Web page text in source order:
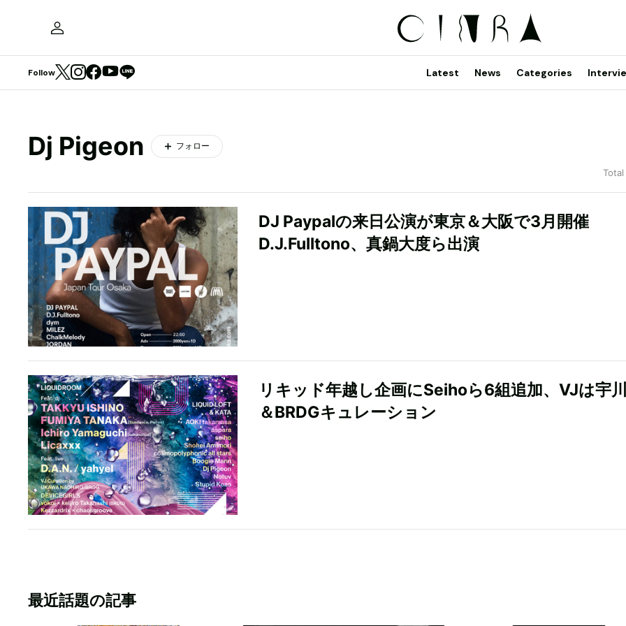
Follow Latest News Categories
Dj Pigeon フォロー
DJ Paypalの来日公演が東京＆大阪で3月開催
D.J.Fulltono、真鍋大度ら出演
リキッド年越し企画にSeihoら6組追加、VJは宇
＆BRDGキュレーション
最近話題の記事